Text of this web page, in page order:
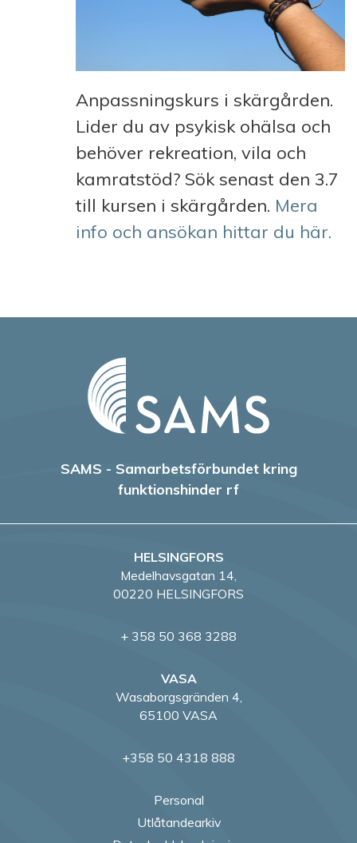
Anpassningskurs i skärgården.
Lider du av psykisk ohälsa och
behöver rekreation, vila och
kamratstöd? Sök senast den 3.7
till kursen i skärgården. Mera
info och ansökan hittar du här.
SAMS - Samarbetsförbundet kring
funktionshinder rf
HELSINGFORS
Medelhavsgatan 14,
00220 HELSINGFORS
+ 358 50 368 3288
VASA
Wasaborgsgränden 4,
65100 VASA
+358 50 4318 888
Personal
Utlåtandearkiv